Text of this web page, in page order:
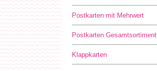
Postkarten mit Mehrwert
Postkarten Gesamtsortiment
Klappkarten